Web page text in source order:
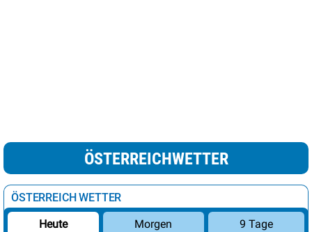
ÖSTERREICHWETTER
ÖSTERREICH WETTER
Heute Morgen 9 Tage